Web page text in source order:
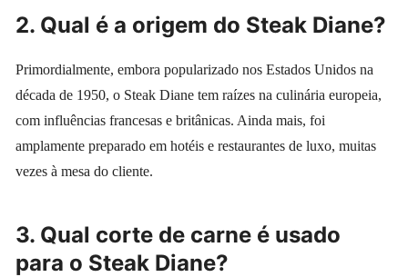
2. Qual é a origem do Steak Diane?
Primordialmente, embora popularizado nos Estados Unidos na
década de 1950, o Steak Diane tem raízes na culinária europeia,
com influências francesas e britânicas. Ainda mais, foi
amplamente preparado em hotéis e restaurantes de luxo, muitas
vezes à mesa do cliente.
3. Qual corte de carne é usado
para o Steak Diane?